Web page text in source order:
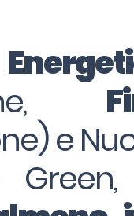
e